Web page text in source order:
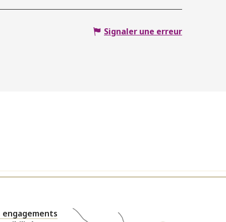
Signaler une erreur
engagements